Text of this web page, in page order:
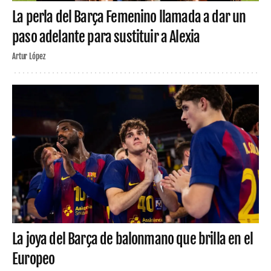
La perla del Barça Femenino llamada a dar un
paso adelante para sustituir a Alexia
Artur López
La joya del Barça de balonmano que brilla en el
Europeo